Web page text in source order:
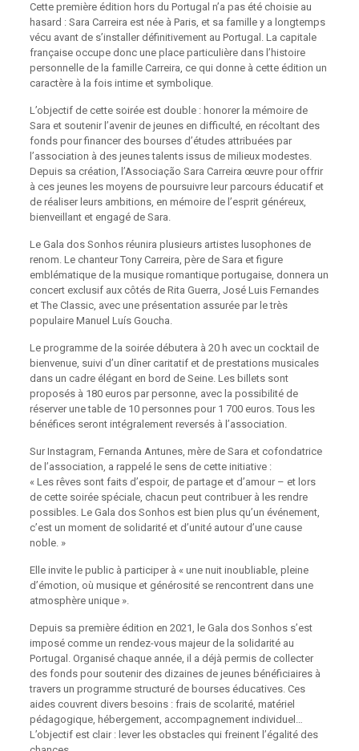
Cette première édition hors du Portugal n’a pas été choisie au
hasard : Sara Carreira est née à Paris, et sa famille y a longtemps
vécu avant de s’installer définitivement au Portugal. La capitale
française occupe donc une place particulière dans l’histoire
personnelle de la famille Carreira, ce qui donne à cette édition un
caractère à la fois intime et symbolique.
L’objectif de cette soirée est double : honorer la mémoire de
Sara et soutenir l’avenir de jeunes en difficulté, en récoltant des
fonds pour financer des bourses d’études attribuées par
l’association à des jeunes talents issus de milieux modestes.
Depuis sa création, l’Associação Sara Carreira œuvre pour offrir
à ces jeunes les moyens de poursuivre leur parcours éducatif et
de réaliser leurs ambitions, en mémoire de l’esprit généreux,
bienveillant et engagé de Sara.
Le Gala dos Sonhos réunira plusieurs artistes lusophones de
renom. Le chanteur Tony Carreira, père de Sara et figure
emblématique de la musique romantique portugaise, donnera un
concert exclusif aux côtés de Rita Guerra, José Luis Fernandes
et The Classic, avec une présentation assurée par le très
populaire Manuel Luís Goucha.
Le programme de la soirée débutera à 20 h avec un cocktail de
bienvenue, suivi d’un dîner caritatif et de prestations musicales
dans un cadre élégant en bord de Seine. Les billets sont
proposés à 180 euros par personne, avec la possibilité de
réserver une table de 10 personnes pour 1 700 euros. Tous les
bénéfices seront intégralement reversés à l’association.
Sur Instagram, Fernanda Antunes, mère de Sara et cofondatrice
de l’association, a rappelé le sens de cette initiative :
« Les rêves sont faits d’espoir, de partage et d’amour – et lors
de cette soirée spéciale, chacun peut contribuer à les rendre
possibles. Le Gala dos Sonhos est bien plus qu’un événement,
c’est un moment de solidarité et d’unité autour d’une cause
noble. »
Elle invite le public à participer à « une nuit inoubliable, pleine
d’émotion, où musique et générosité se rencontrent dans une
atmosphère unique ».
Depuis sa première édition en 2021, le Gala dos Sonhos s’est
imposé comme un rendez-vous majeur de la solidarité au
Portugal. Organisé chaque année, il a déjà permis de collecter
des fonds pour soutenir des dizaines de jeunes bénéficiaires à
travers un programme structuré de bourses éducatives. Ces
aides couvrent divers besoins : frais de scolarité, matériel
pédagogique, hébergement, accompagnement individuel…
L’objectif est clair : lever les obstacles qui freinent l’égalité des